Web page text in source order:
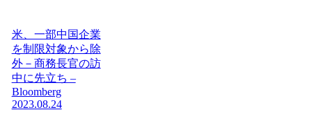
米、一部中国企業
を制限対象から除
外－商務長官の訪
中に先立ち –
Bloomberg
2023.08.24